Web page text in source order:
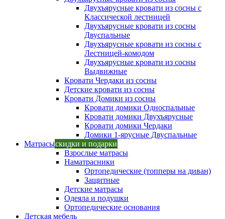
Двухъярусные кровати из сосны с
Классической лестницей
Двухъярусные кровати из сосны
Двуспальные
Двухъярусные кровати из сосны с
Лестницей-комодом
Двухъярусные кровати из сосны
Выдвижные
Кровати Чердаки из сосны
Детские кровати из сосны
Кровати Домики из сосны
Кровати домики Односпальные
Кровати домики Двухъярусные
Кровати домики Чердаки
Домики 1-ярусные Двуспальные
Матрасыскидки и подарки
Взрослые матрасы
Наматрасники
Ортопедические (топперы на диван)
Защитные
Детские матрасы
Одеяла и подушки
Ортопедические основания
Детская мебель